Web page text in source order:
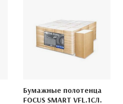
Бумажные полотенца
FOCUS SMART VFL.1СЛ.